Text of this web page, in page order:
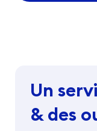
Un
& des